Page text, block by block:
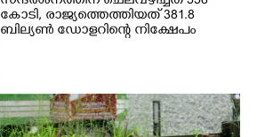
കോടി, രാജ്യത്തെത്തിയത് 381.8
ബില്യൺ ഡോളറിന്റെ നിക്ഷേപം